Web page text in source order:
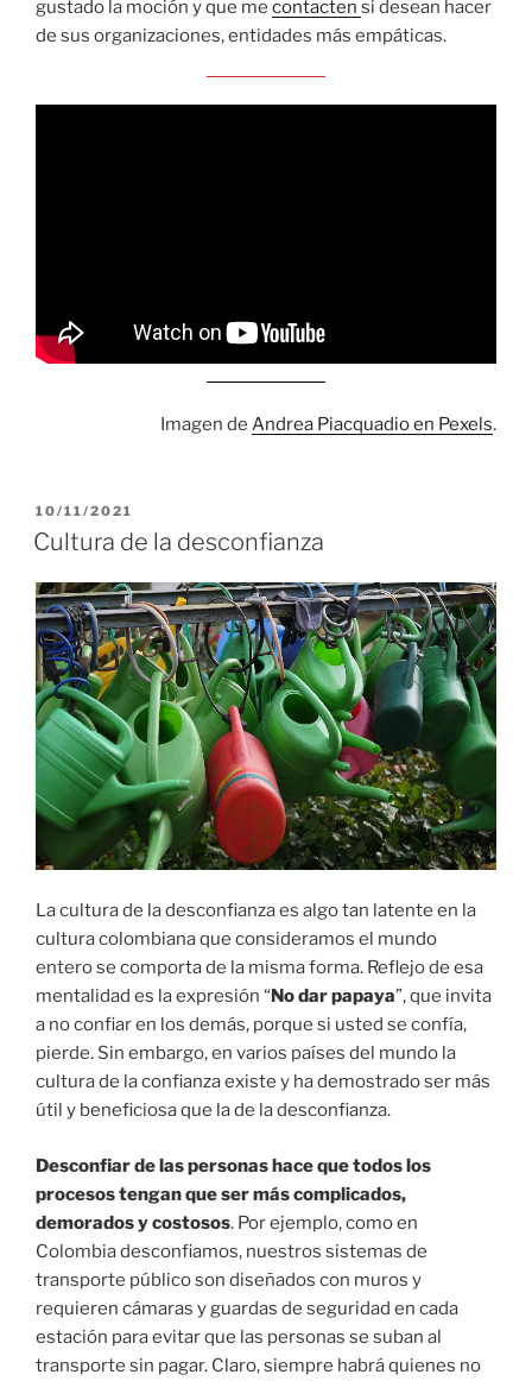
gustado la moción y que me contacten si desean hacer
de sus organizaciones, entidades más empáticas.
Imagen de Andrea Piacquadio en Pexels.
PUBLICADO
EL
10/11/2021
Cultura de la desconfianza
La cultura de la desconfianza es algo tan latente en la
cultura colombiana que consideramos el mundo
entero se comporta de la misma forma. Reflejo de esa
mentalidad es la expresión “ No dar papaya”, que invita
a no confiar en los demás, porque si usted se confía,
pierde. Sin embargo, en varios países del mundo la
cultura de la confianza existe y ha demostrado ser más
útil y beneficiosa que la de la desconfianza.
Desconfiar de las personas hace que todos los
procesos tengan que ser más complicados,
demorados y costosos. Por ejemplo, como en
Colombia desconfiamos, nuestros sistemas de
transporte público son diseñados con muros y
requieren cámaras y guardas de seguridad en cada
estación para evitar que las personas se suban al
transporte sin pagar. Claro, siempre habrá quienes no